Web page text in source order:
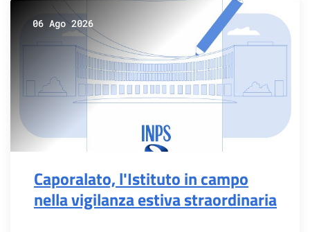
06 Ago 2026
Caporalato, l'Istituto in campo
nella vigilanza estiva straordinaria